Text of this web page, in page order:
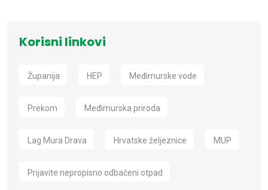
Korisni linkovi
Županija HEP Međimurske vode
Prekom Međimurska priroda
Lag Mura Drava Hrvatske željeznice MUP
Prijavite nepropisno odbačeni otpad